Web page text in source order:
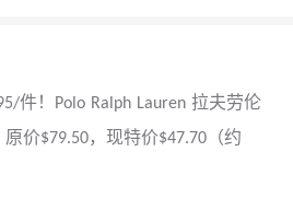
件！Polo Ralph Lauren 拉夫劳伦
价$79.50，现特价$47.70（约